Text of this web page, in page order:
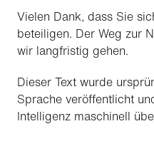
Vielen Dank, dass Sie
beteiligen. Der Weg zur
wir langfristig gehen.
Dieser Text wurde
Sprache veröffentlicht
Intelligenz maschinell